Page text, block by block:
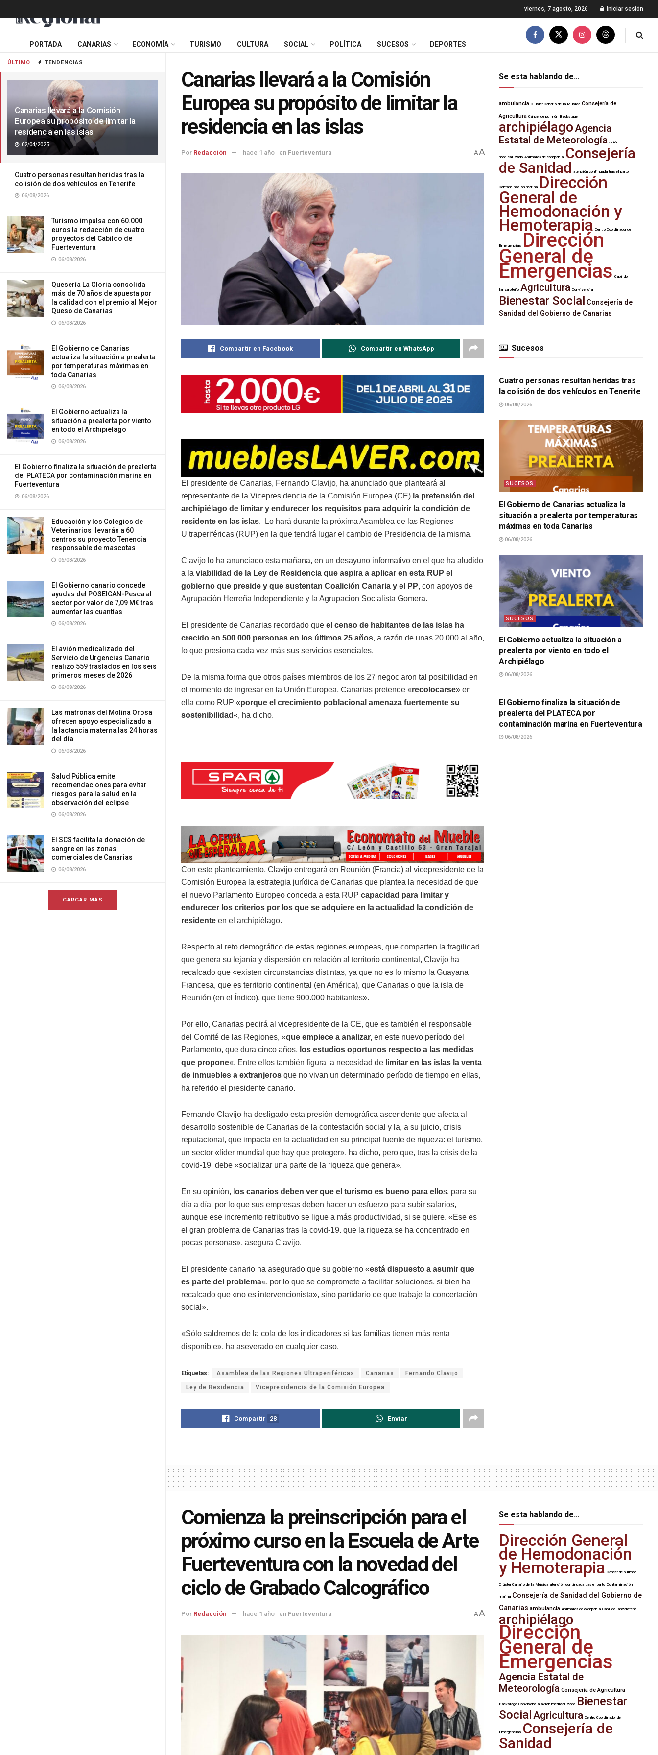
ÚLTIMO TENDENCIAS
Canarias llevará a la Comisión
Europea su propósito de limitar la
residencia en las islas
02/04/2025
Cuatro personas resultan heridas tras la
colisión de dos vehículos en Tenerife
06/08/2026
Turismo impulsa con 60.000
euros la redacción de cuatro
proyectos del Cabildo de
Fuerteventura
06/08/2026
Quesería La Gloria consolida
más de 70 años de apuesta por
la calidad con el premio al Mejor
Queso de Canarias
06/08/2026
El Gobierno de Canarias
actualiza la situación a prealerta
por temperaturas máximas en
toda Canarias
06/08/2026
El Gobierno actualiza la
situación a prealerta por viento
en todo el Archipiélago
06/08/2026
El Gobierno finaliza la situación de prealerta
del PLATECA por contaminación marina en
Fuerteventura
06/08/2026
Educación y los Colegios de
Veterinarios llevarán a 60
centros su proyecto Tenencia
responsable de mascotas
06/08/2026
El Gobierno canario concede
ayudas del POSEICAN-Pesca al
sector por valor de 7,09 M€ tras
aumentar las cuantías
06/08/2026
El avión medicalizado del
Servicio de Urgencias Canario
realizó 559 traslados en los seis
primeros meses de 2026
06/08/2026
Las matronas del Molina Orosa
ofrecen apoyo especializado a
la lactancia materna las 24 horas
del día
06/08/2026
Salud Pública emite
recomendaciones para evitar
riesgos para la salud en la
observación del eclipse
06/08/2026
El SCS facilita la donación de
sangre en las zonas
comerciales de Canarias
06/08/2026
CARGAR MÁS
viernes, 7 agosto, 2026 Iniciar sesión
PORTADA CANARIAS ECONOMÍA TURISMO CULTURA SOCIAL POLÍTICA SUCESOS DEPORTES
Canarias llevará a la Comisión
Europea su propósito de limitar la
residencia en las islas
Por Redacción hace 1 año en Fuerteventura AA
Compartir en Facebook Compartir en WhatsApp
El presidente de Canarias, Fernando Clavijo, ha anunciado que planteará al
representante de la Vicepresidencia de la Comisión Europea (CE) la pretensión del
archipiélago de limitar y endurecer los requisitos para adquirir la condición de
residente en las islas. Lo hará durante la próxima Asamblea de las Regiones
Ultraperiféricas (RUP) en la que tendrá lugar el cambio de Presidencia de la misma.
Clavijo lo ha anunciado esta mañana, en un desayuno informativo en el que ha aludido
a la viabilidad de la Ley de Residencia que aspira a aplicar en esta RUP el
gobierno que preside y que sustentan Coalición Canaria y el PP, con apoyos de
Agrupación Herreña Independiente y la Agrupación Socialista Gomera.
El presidente de Canarias recordado que el censo de habitantes de las islas ha
crecido en 500.000 personas en los últimos 25 años, a razón de unas 20.000 al año,
lo que presiona cada vez más sus servicios esenciales.
De la misma forma que otros países miembros de los 27 negociaron tal posibilidad en
el momento de ingresar en la Unión Europea, Canarias pretende «recolocarse» en
ella como RUP «porque el crecimiento poblacional amenaza fuertemente su
sostenibilidad«, ha dicho.
Con este planteamiento, Clavijo entregará en Reunión (Francia) al vicepresidente de la
Comisión Europea la estrategia jurídica de Canarias que plantea la necesidad de que
el nuevo Parlamento Europeo conceda a esta RUP capacidad para limitar y
endurecer los criterios por los que se adquiere en la actualidad la condición de
residente en el archipiélago.
Respecto al reto demográfico de estas regiones europeas, que comparten la fragilidad
que genera su lejanía y dispersión en relación al territorio continental, Clavijo ha
recalcado que «existen circunstancias distintas, ya que no es lo mismo la Guayana
Francesa, que es territorio continental (en América), que Canarias o que la isla de
Reunión (en el Índico), que tiene 900.000 habitantes».
Por ello, Canarias pedirá al vicepresidente de la CE, que es también el responsable
del Comité de las Regiones, «que empiece a analizar, en este nuevo período del
Parlamento, que dura cinco años, los estudios oportunos respecto a las medidas
que propone«. Entre ellos también figura la necesidad de limitar en las islas la venta
de inmuebles a extranjeros que no vivan un determinado período de tiempo en ellas,
ha referido el presidente canario.
Fernando Clavijo ha desligado esta presión demográfica ascendente que afecta al
desarrollo sostenible de Canarias de la contestación social y la, a su juicio, crisis
reputacional, que impacta en la actualidad en su principal fuente de riqueza: el turismo,
un sector «líder mundial que hay que proteger», ha dicho, pero que, tras la crisis de la
covid-19, debe «socializar una parte de la riqueza que genera».
En su opinión, l os canarios deben ver que el turismo es bueno para ellos, para su
día a día, por lo que sus empresas deben hacer un esfuerzo para subir salarios,
aunque ese incremento retributivo se ligue a más productividad, si se quiere. «Ese es
el gran problema de Canarias tras la covid-19, que la riqueza se ha concentrado en
pocas personas», asegura Clavijo.
El presidente canario ha asegurado que su gobierno «está dispuesto a asumir que
es parte del problema«, por lo que se compromete a facilitar soluciones, si bien ha
recalcado que «no es intervencionista», sino partidario de que trabaje la concertación
social».
«Sólo saldremos de la cola de los indicadores si las familias tienen más renta
disponible», ha aseverado en cualquier caso.
Etiquetas: Asamblea de las Regiones Ultraperiféricas Canarias Fernando Clavijo
Ley de Residencia Vicepresidencia de la Comisión Europea
Compartir 28 Enviar
Se esta hablando de…
ambulancia Clúster Canario de la Música Consejería de
Agricultura Cáncer de pulmón Backstage
archipiélagoAgencia
Estatal de Meteorología avión
medicalizado Animales de compañía Consejería
de Sanidad atención continuada tras el parto
Contaminación marina Dirección
General de
Hemodonación y
Hemoterapia Centro Coordinador de
Emergencias Dirección
General de
Emergencias Cabildo
lanzaroteño Agricultura Convivencia
Bienestar Social Consejería de
Sanidad del Gobierno de Canarias
Sucesos
SUCESOS
Cuatro personas resultan heridas tras
la colisión de dos vehículos en Tenerife
06/08/2026
SUCESOS
El Gobierno de Canarias actualiza la
situación a prealerta por temperaturas
máximas en toda Canarias
06/08/2026
SUCESOS
El Gobierno actualiza la situación a
prealerta por viento en todo el
Archipiélago
06/08/2026
El Gobierno finaliza la situación de
prealerta del PLATECA por
contaminación marina en Fuerteventura
06/08/2026
Comienza la preinscripción para el
próximo curso en la Escuela de Arte
Fuerteventura con la novedad del
ciclo de Grabado Calcográfico
Por Redacción hace 1 año en Fuerteventura AA
Se esta hablando de…
Dirección General
de Hemodonación
y Hemoterapia Cáncer de pulmón
Clúster Canario de la Música atención continuada tras el parto Contaminación
marina Consejería de Sanidad del Gobierno de
Canarias ambulancia Animales de compañía Cabildo lanzaroteño
archipiélago
Dirección
General de
Emergencias
Agencia Estatal de
Meteorología Consejería de Agricultura
Backstage Convivencia avión medicalizado Bienestar
Social Agricultura Centro Coordinador de
Emergencias Consejería de
Sanidad